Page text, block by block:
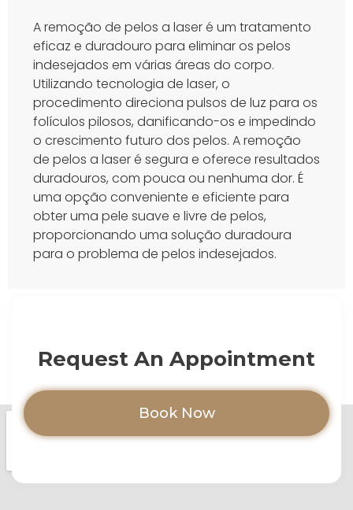
A remoção de pelos a laser é um tratamento
eficaz e duradouro para eliminar os pelos
indesejados em várias áreas do corpo.
Utilizando tecnologia de laser, o
procedimento direciona pulsos de luz para os
folículos pilosos, danificando-os e impedindo
o crescimento futuro dos pelos. A remoção
de pelos a laser é segura e oferece resultados
duradouros, com pouca ou nenhuma dor. É
uma opção conveniente e eficiente para
obter uma pele suave e livre de pelos,
proporcionando uma solução duradoura
para o problema de pelos indesejados.
Request An Appointment
Book Now